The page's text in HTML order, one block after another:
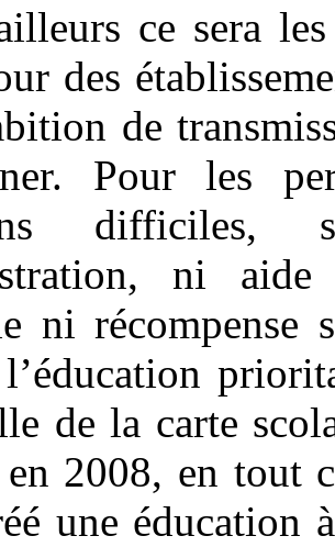
ce sera
des
de
Pour les
difficiles,
ni aide
ni récompense
de la carte
2008, en tout
une éducation